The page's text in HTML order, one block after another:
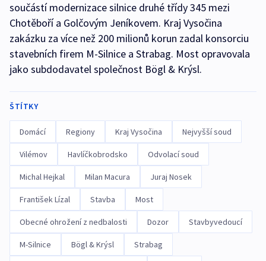
součástí modernizace silnice druhé třídy 345 mezi
Chotěboří a Golčovým Jeníkovem. Kraj Vysočina
zakázku za více než 200 milionů korun zadal konsorciu
stavebních firem M-Silnice a Strabag. Most opravovala
jako subdodavatel společnost Bögl & Krýsl.
ŠTÍTKY
Domácí Regiony Kraj Vysočina Nejvyšší soud
Vilémov Havlíčkobrodsko Odvolací soud
Michal Hejkal Milan Macura Juraj Nosek
František Lízal Stavba Most
Obecné ohrožení z nedbalosti Dozor Stavbyvedoucí
M-Silnice Bögl & Krýsl Strabag